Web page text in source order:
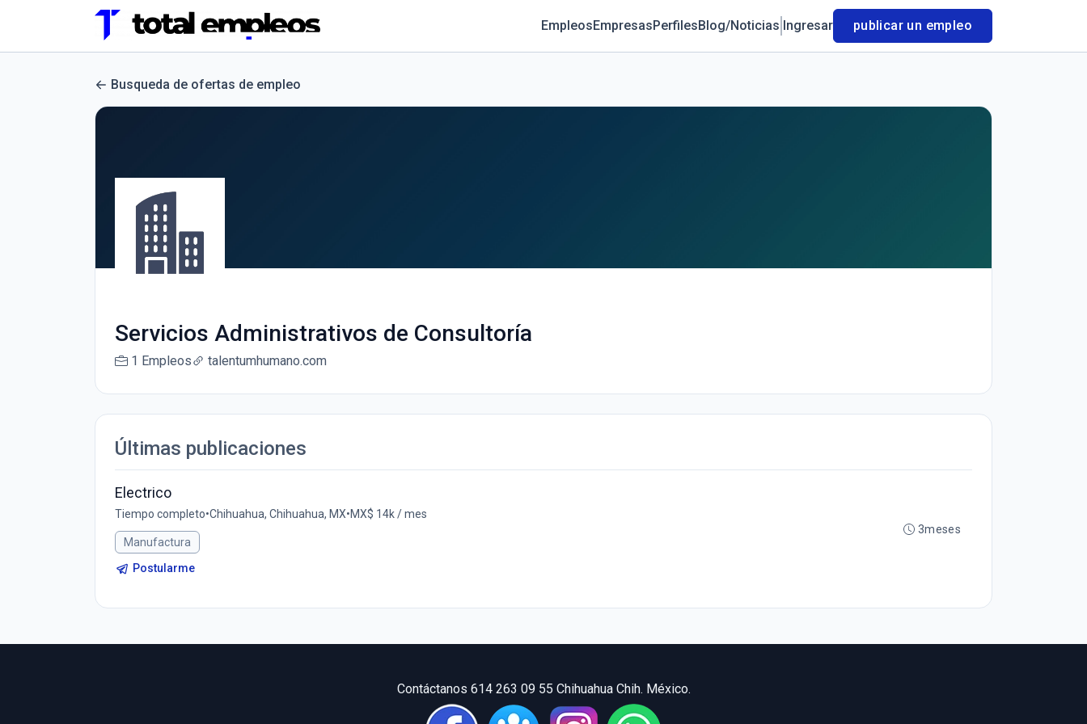
EmpleosEmpresasPerfilesBlog/Noticias Ingresar publicar un empleo
Busqueda de ofertas de empleo
Servicios Administrativos de Consultoría
1 Empleos talentumhumano.com
Últimas publicaciones
Electrico
Tiempo completo•Chihuahua, Chihuahua, MX•MX$ 14k / mes
Manufactura
Postularme
3meses
Contáctanos 614 263 09 55 Chihuahua Chih. México.